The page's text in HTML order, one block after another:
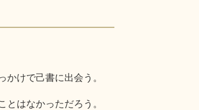
けで己書に出会う。
はなかっただろう。